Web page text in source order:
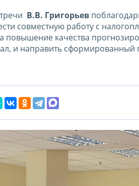
В.В. Григорьев
совместную работу с
повышение качества
и направить